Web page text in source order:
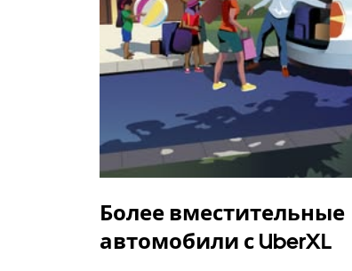
Более вместительные
автомобили с UberXL